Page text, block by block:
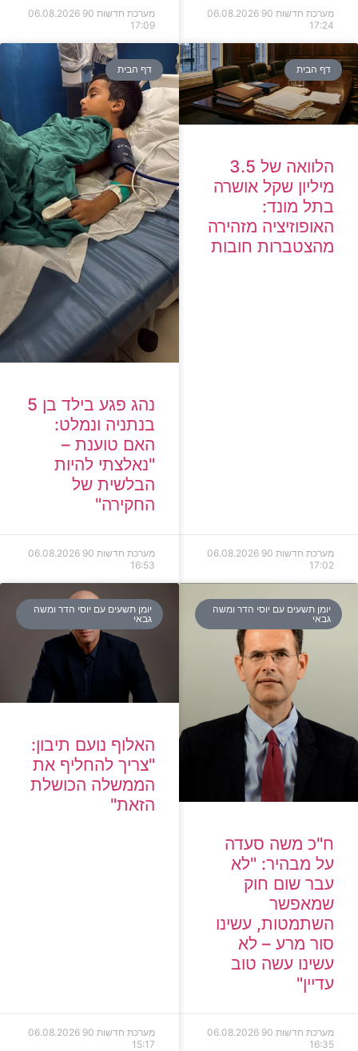
מערכת חדשות 90
06.08.2026
17:24
מערכת חדשות 90
06.08.2026
17:09
דף הבית
הלוואה של 3.5
מיליון שקל אושרה
בתל מונד:
האופוזיציה מזהירה
מהצטברות חובות
מערכת חדשות 90
06.08.2026
17:02
דף הבית
נהג פגע בילד בן 5
בנתניה ונמלט:
האם טוענת –
"נאלצתי להיות
הבלשית של
החקירה"
מערכת חדשות 90
06.08.2026
16:53
יומן תשעים עם יוסי הדר ומשה
גבאי
ח"כ משה סעדה
על מבהיר: "לא
עבר שום חוק
שמאפשר
השתמטות, עשינו
סור מרע – לא
עשינו עשה טוב
עדיין"
מערכת חדשות 90
06.08.2026
16:35
יומן תשעים עם יוסי הדר ומשה
גבאי
האלוף נועם תיבון:
"צריך להחליף את
הממשלה הכושלת
הזאת"
מערכת חדשות 90
06.08.2026
15:17